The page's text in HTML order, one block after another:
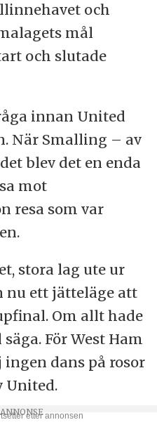
och
mål
och slutade
innan United
När Smalling – av
blev det en enda
mot
resa som var
stora lag ute ur
ett jätteläge att
Om allt hade
För West Ham
dans på rosor
United.